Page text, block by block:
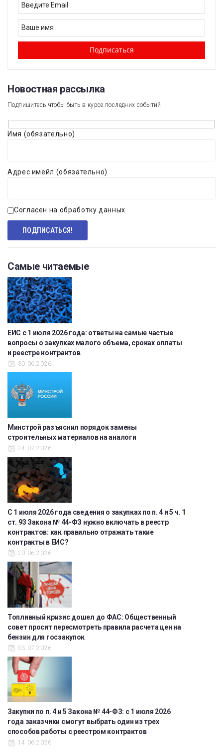
Новостная рассылка​
Подпишитесь чтобы быть в курсе последних событий
Имя (обязательно)
Адрес имейл (обязательно)
Согласен на обработку данных
Самые читаемые
ЕИС с 1 июля 2026 года: ответы на самые частые
вопросы о закупках малого объема, сроках оплаты
и реестре контрактов
30.06.2026
Минстрой разъяснил порядок замены
строительных материалов на аналоги
24.07.2026
С 1 июля 2026 года сведения о закупках по п. 4 и 5 ч. 1
ст. 93 Закона № 44-ФЗ нужно включать в реестр
контрактов: как правильно отражать такие
контракты в ЕИС?
20.06.2026
Топливный кризис дошел до ФАС: Общественный
совет просит пересмотреть правила расчета цен на
бензин для госзакупок
03.07.2026
Закупки по п. 4 и 5 Закона № 44-ФЗ: с 1 июля 2026
года заказчики смогут выбрать один из трех
способов работы с реестром контрактов
14.06.2026